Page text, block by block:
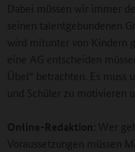
Dabei müssen wir immer
seinen talentgebundenen
wird mitunter von Kindern
eine AG entscheiden
Übel“ betrachten. Es muss
und Schüler zu motivieren
Online-Redaktion: Wer
Voraussetzungen müssen